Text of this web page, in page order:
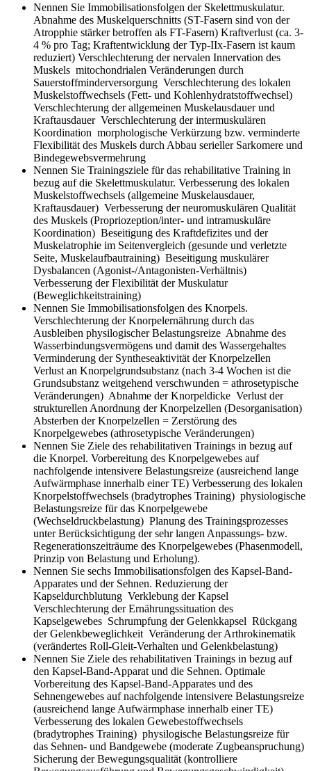
Nennen Sie Immobilisationsfolgen der Skelettmuskulatur.
Abnahme des Muskelquerschnitts (ST-Fasern sind von der
Atropphie stärker betroffen als FT-Fasern) Kraftverlust (ca. 3-
4 % pro Tag; Kraftentwicklung der Typ-IIx-Fasern ist kaum
reduziert) Verschlechterung der nervalen Innervation des
Muskels mitochondrialen Veränderungen durch
Sauerstoffminderversorgung Verschlechterung des lokalen
Muskelstoffwechsels (Fett- und Kohlenhydratstoffwechsel)
Verschlechterung der allgemeinen Muskelausdauer und
Kraftausdauer Verschlechterung der intermuskulären
Koordination morphologische Verkürzung bzw. verminderte
Flexibilität des Muskels durch Abbau serieller Sarkomere und
Bindegewebsvermehrung
Nennen Sie Trainingsziele für das rehabilitative Training in
bezug auf die Skelettmuskulatur. Verbesserung des lokalen
Muskelstoffwechsels (allgemeine Muskelausdauer,
Kraftausdauer) Verbesserung der neuromuskulären Qualität
des Muskels (Propriozeption/inter- und intramuskuläre
Koordination) Beseitigung des Kraftdefizites und der
Muskelatrophie im Seitenvergleich (gesunde und verletzte
Seite, Muskelaufbautraining) Beseitigung muskulärer
Dysbalancen (Agonist-/Antagonisten-Verhältnis)
Verbesserung der Flexibilität der Muskulatur
(Beweglichkeitstraining)
Nennen Sie Immobilisationsfolgen des Knorpels.
Verschlechterung der Knorpelernährung durch das
Ausbleiben physilogischer Belastungsreize Abnahme des
Wasserbindungsvermögens und damit des Wassergehaltes
Verminderung der Syntheseaktivität der Knorpelzellen
Verlust an Knorpelgrundsubstanz (nach 3-4 Wochen ist die
Grundsubstanz weitgehend verschwunden = athrosetypische
Veränderungen) Abnahme der Knorpeldicke Verlust der
strukturellen Anordnung der Knorpelzellen (Desorganisation)
Absterben der Knorpelzellen = Zerstörung des
Knorpelgewebes (athrosetypische Veränderungen)
Nennen Sie Ziele des rehabilitativen Trainings in bezug auf
die Knorpel. Vorbereitung des Knorpelgewebes auf
nachfolgende intensivere Belastungsreize (ausreichend lange
Aufwärmphase innerhalb einer TE) Verbesserung des lokalen
Knorpelstoffwechsels (bradytrophes Training) physiologische
Belastungsreize für das Knorpelgewebe
(Wechseldruckbelastung) Planung des Trainingsprozesses
unter Berücksichtigung der sehr langen Anpassungs- bzw.
Regenerationszeiträume des Knorpelgewebes (Phasenmodell,
Prinzip von Belastung und Erholung).
Nennen Sie sechs Immobilisationsfolgen des Kapsel-Band-
Apparates und der Sehnen. Reduzierung der
Kapseldurchblutung Verklebung der Kapsel
Verschlechterung der Ernährungssituation des
Kapselgewebes Schrumpfung der Gelenkkapsel Rückgang
der Gelenkbeweglichkeit Veränderung der Arthrokinematik
(verändertes Roll-Gleit-Verhalten und Gelenkbelastung)
Nennen Sie Ziele des rehabilitativen Trainings in bezug auf
den Kapsel-Band-Apparat und die Sehnen. Optimale
Vorbereitung des Kapsel-Band-Apparates und des
Sehnengewebes auf nachfolgende intensivere Belastungsreize
(ausreichend lange Aufwärmphase innerhalb einer TE)
Verbesserung des lokalen Gewebestoffwechsels
(bradytrophes Training) physilogische Belastungsreize für
das Sehnen- und Bandgewebe (moderate Zugbeanspruchung)
Sicherung der Bewegungsqualität (kontrolliere